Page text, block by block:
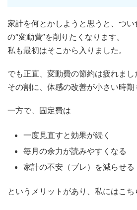
家計を何とかしようと思うと、つ
の“変動費”を削りたくなります。
私も最初はそこから入りました。
でも正直、変動費の節約は疲れまし
その割に、体感の改善が小さい時期
一方で、固定費は
一度見直すと効果が続く
毎月の余力が読みやすくなる
家計の不安（ブレ）を減らせる
というメリットがあり、私にはこち